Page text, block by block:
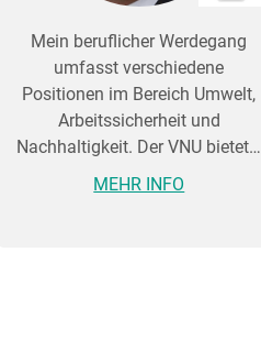
Mein beruflicher Werdegang
umfasst verschiedene
Positionen im Bereich Umwelt,
Arbeitssicherheit und
Nachhaltigkeit. Der VNU bietet…
MEHR INFO